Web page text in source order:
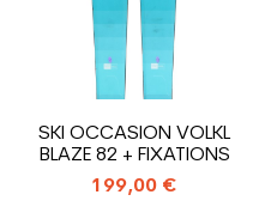
SKI OCCASION VOLKL
BLAZE 82 + FIXATIONS
199,00 €